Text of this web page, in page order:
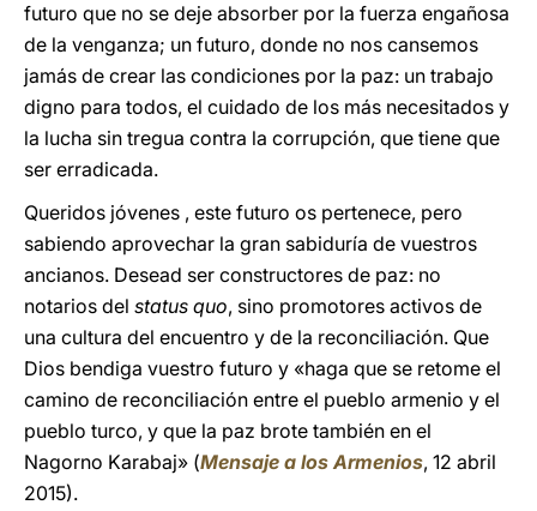
futuro que no se deje absorber por la fuerza engañosa
de la venganza; un futuro, donde no nos cansemos
jamás de crear las condiciones por la paz: un trabajo
digno para todos, el cuidado de los más necesitados y
la lucha sin tregua contra la corrupción, que tiene que
ser erradicada.
Queridos jóvenes , este futuro os pertenece, pero
sabiendo aprovechar la gran sabiduría de vuestros
ancianos. Desead ser constructores de paz: no
notarios del status quo, sino promotores activos de
una cultura del encuentro y de la reconciliación. Que
Dios bendiga vuestro futuro y «haga que se retome el
camino de reconciliación entre el pueblo armenio y el
pueblo turco, y que la paz brote también en el
Nagorno Karabaj» (Mensaje a los Armenios, 12 abril
2015).